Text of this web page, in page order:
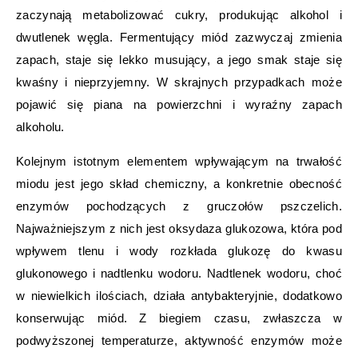
zaczynają metabolizować cukry, produkując alkohol i
dwutlenek węgla. Fermentujący miód zazwyczaj zmienia
zapach, staje się lekko musujący, a jego smak staje się
kwaśny i nieprzyjemny. W skrajnych przypadkach może
pojawić się piana na powierzchni i wyraźny zapach
alkoholu.
Kolejnym istotnym elementem wpływającym na trwałość
miodu jest jego skład chemiczny, a konkretnie obecność
enzymów pochodzących z gruczołów pszczelich.
Najważniejszym z nich jest oksydaza glukozowa, która pod
wpływem tlenu i wody rozkłada glukozę do kwasu
glukonowego i nadtlenku wodoru. Nadtlenek wodoru, choć
w niewielkich ilościach, działa antybakteryjnie, dodatkowo
konserwując miód. Z biegiem czasu, zwłaszcza w
podwyższonej temperaturze, aktywność enzymów może